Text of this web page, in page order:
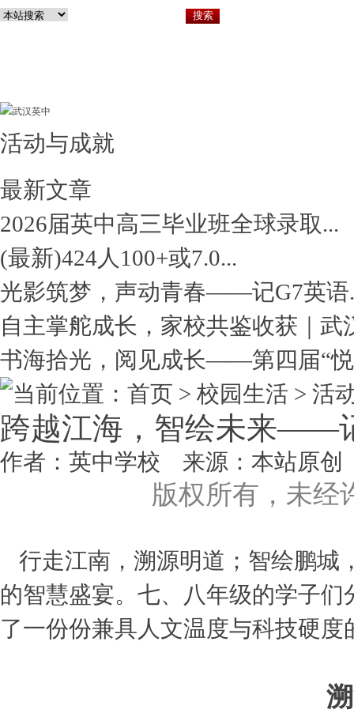
活动与成就
最新文章
2026届英中高三毕业班全球录取...
(最新)424人100+或7.0...
光影筑梦，声动青春——记G7英语
自主掌舵成长，家校共鉴收获｜武
书海拾光，阅见成长——第四届“
当前位置：首页 > 校园生活 > 活
跨越江海，智绘未来——
作者：英中学校 来源：本站原创
版权所有，未
行走江南，溯源明道；智绘鹏城
的智慧盛宴。七、八年级的学子
了一份份兼具人文温度与科技硬